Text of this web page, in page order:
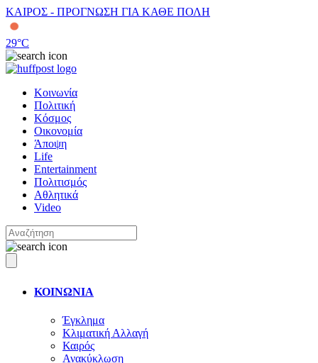
ΚΑΙΡΟΣ - ΠΡΟΓΝΩΣΗ ΓΙΑ ΚΑΘΕ ΠΟΛΗ
29°C
Κοινωνία
Πολιτική
Κόσμος
Οικονομία
Άποψη
Life
Entertainment
Πολιτισμός
Αθλητικά
Video
ΚΟΙΝΩΝΙΑ
Έγκλημα
Κλιματική Αλλαγή
Καιρός
Ανακύκλωση